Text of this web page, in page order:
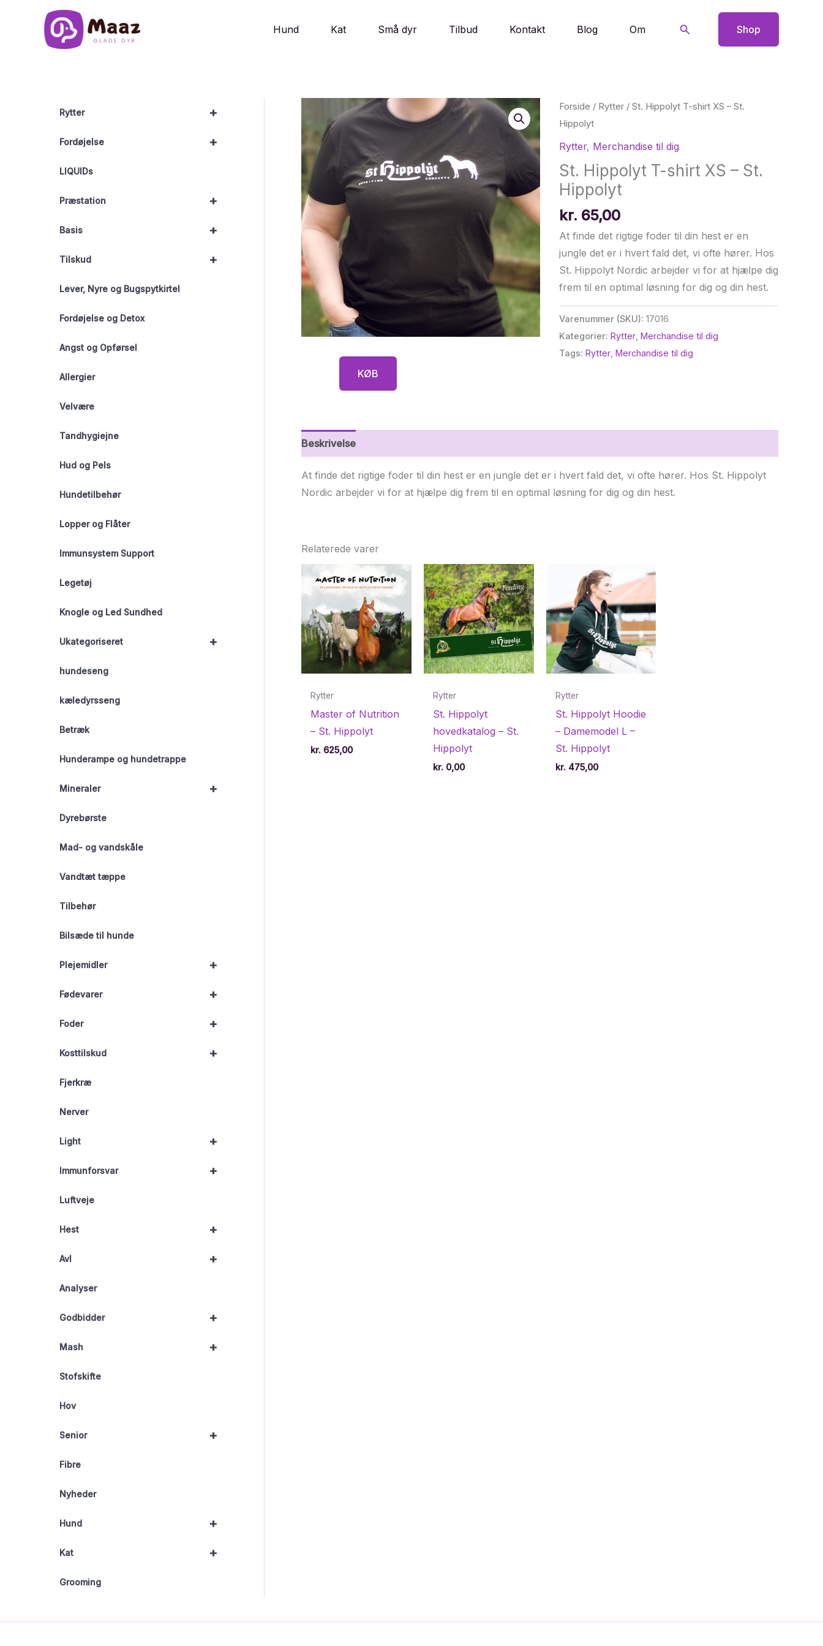
Hund Kat Små dyr Tilbud Kontakt Blog Om Søg Shop
+
Rytter
+
Fordøjelse
LIQUIDs
+
Præstation
+
Basis
+
Tilskud
Lever, Nyre og Bugspytkirtel
Fordøjelse og Detox
Angst og Opførsel
Allergier
Velvære
Tandhygiejne
Hud og Pels
Hundetilbehør
Lopper og Flåter
Immunsystem Support
Legetøj
Knogle og Led Sundhed
+
Ukategoriseret
hundeseng
kæledyrsseng
Betræk
Hunderampe og hundetrappe
+
Mineraler
Dyrebørste
Mad- og vandskåle
Vandtæt tæppe
Tilbehør
Bilsæde til hunde
+
Plejemidler
+
Fødevarer
+
Foder
+
Kosttilskud
Fjerkræ
Nerver
+
Light
+
Immunforsvar
Luftveje
+
Hest
+
Avl
Analyser
+
Godbidder
+
Mash
Stofskifte
Hov
+
Senior
Fibre
Nyheder
+
Hund
+
Kat
Grooming
Forside / Rytter/ St. Hippolyt T-shirt XS – St.
Hippolyt
Rytter, Merchandise til dig
St. Hippolyt T-shirt XS – St.
Hippolyt
kr. 65,00
At finde det rigtige foder til din hest er en
jungle det er i hvert fald det, vi ofte hører. Hos
St. Hippolyt Nordic arbejder vi for at hjælpe dig
frem til en optimal løsning for dig og din hest.
Varenummer (SKU): 17016
Kategorier: Rytter, Merchandise til dig
Tags: Rytter, Merchandise til dig
KØB
Beskrivelse
At finde det rigtige foder til din hest er en jungle det er i hvert fald det, vi ofte hører. Hos St. Hippolyt
Nordic arbejder vi for at hjælpe dig frem til en optimal løsning for dig og din hest.
Relaterede varer
Rytter
Master of Nutrition
– St. Hippolyt
kr. 625,00
Rytter
St. Hippolyt
hovedkatalog – St.
Hippolyt
kr.0,00
Rytter
St. Hippolyt Hoodie
– Damemodel L –
St. Hippolyt
kr.475,00